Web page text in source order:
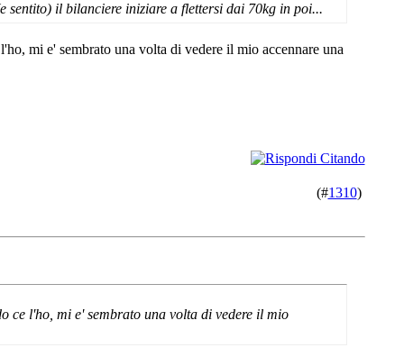
sentito) il bilanciere iniziare a flettersi dai 70kg in poi...
mi e' sembrato una volta di vedere il mio accennare una
(#1310)
ce l'ho, mi e' sembrato una volta di vedere il mio